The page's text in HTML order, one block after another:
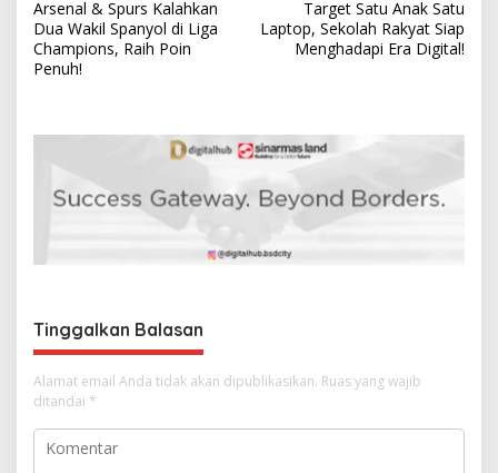
a
v
o
Arsenal & Spurs Kalahkan
Dua Wakil Spanyol di Liga
Champions, Raih Poin
Penuh!
Target Satu Anak Satu
Laptop, Sekolah Rakyat Siap
Menghadapi Era Digital!
Tinggalkan Balasan
Alamat email Anda tidak akan dipublikasikan. Ruas yang wajib
ditandai *